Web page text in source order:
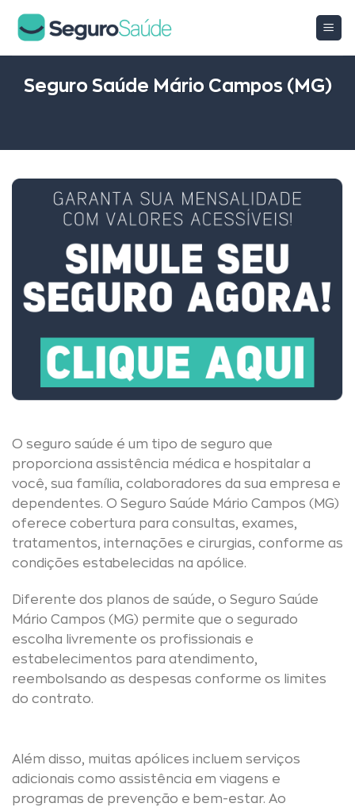
Seguro Saúde Mário Campos (MG)
O seguro saúde é um tipo de seguro que
proporciona assistência médica e hospitalar a
você, sua família, colaboradores da sua empresa e
dependentes. O Seguro Saúde Mário Campos (MG)
oferece cobertura para consultas, exames,
tratamentos, internações e cirurgias, conforme as
condições estabelecidas na apólice.
Diferente dos planos de saúde, o Seguro Saúde
Mário Campos (MG) permite que o segurado
escolha livremente os profissionais e
estabelecimentos para atendimento,
reembolsando as despesas conforme os limites
do contrato.
Além disso, muitas apólices incluem serviços
adicionais como assistência em viagens e
programas de prevenção e bem-estar. Ao